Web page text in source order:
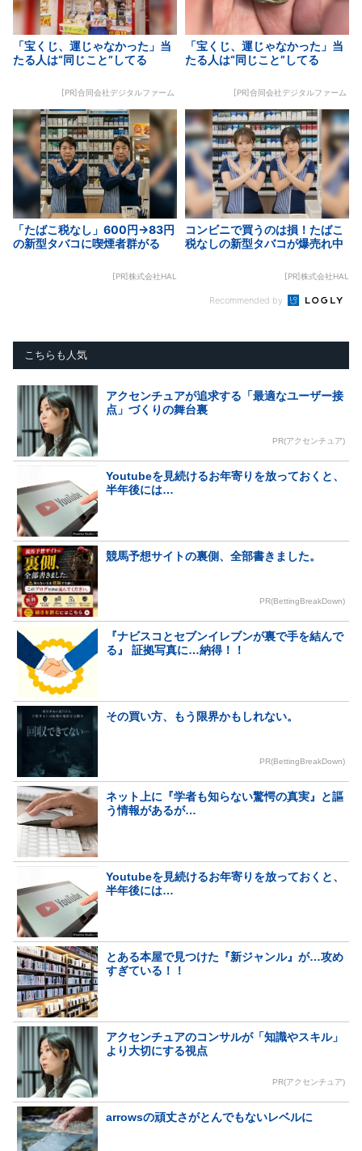
「宝くじ、運じゃなかった」当
たる人は“同じこと”してる
[PR]合同会社デジタルファーム
「宝くじ、運じゃなかった」当
たる人は“同じこと”してる
[PR]合同会社デジタルファーム
「たばこ税なし」600円→83円
の新型タバコに喫煙者群がる
[PR]株式会社HAL
コンビニで買うのは損！たばこ
税なしの新型タバコが爆売れ中
[PR]株式会社HAL
Recommended by
こちらも人気
アクセンチュアが追求する「最適なユーザー接
点」づくりの舞台裏
PR(アクセンチュア)
Youtubeを見続けるお年寄りを放っておくと、
半年後には…
競馬予想サイトの裏側、全部書きました。
PR(BettingBreakDown)
『ナビスコとセブンイレブンが裏で手を結んで
る』 証拠写真に…納得！！
その買い方、もう限界かもしれない。
PR(BettingBreakDown)
ネット上に『学者も知らない驚愕の真実』と謳
う情報があるが…
Youtubeを見続けるお年寄りを放っておくと、
半年後には…
とある本屋で見つけた『新ジャンル』が…攻め
すぎている！！
アクセンチュアのコンサルが「知識やスキル」
より大切にする視点
PR(アクセンチュア)
arrowsの頑丈さがとんでもないレベルに